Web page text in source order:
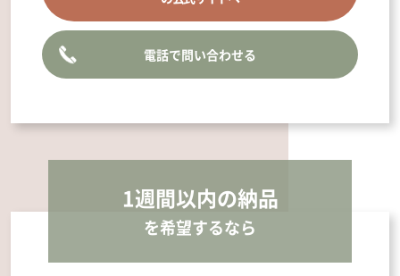
電話で問い合わせる
1週間以内の納品
を希望するなら